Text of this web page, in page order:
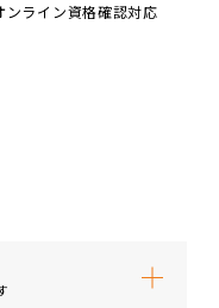
ンライン資格確認対応